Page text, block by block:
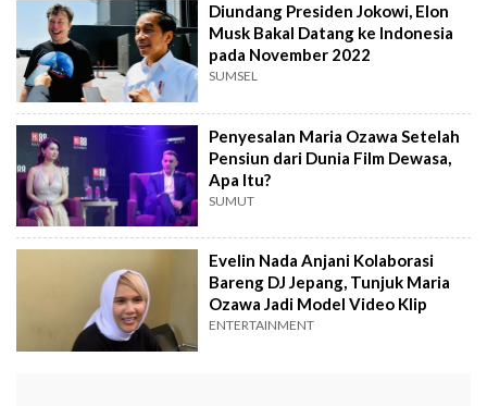
Diundang Presiden Jokowi, Elon
Musk Bakal Datang ke Indonesia
pada November 2022
SUMSEL
Penyesalan Maria Ozawa Setelah
Pensiun dari Dunia Film Dewasa,
Apa Itu?
SUMUT
Evelin Nada Anjani Kolaborasi
Bareng DJ Jepang, Tunjuk Maria
Ozawa Jadi Model Video Klip
ENTERTAINMENT